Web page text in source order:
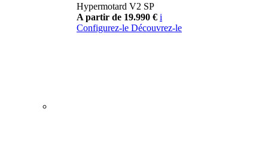
Hypermotard V2 SP
A partir de 19.990 € i
Configurez-le Découvrez-le